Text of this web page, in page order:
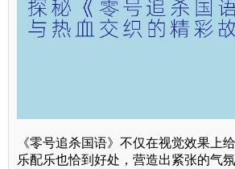
《零号追杀国语》不仅在视觉效果上
乐配乐也恰到好处，营造出紧张的气